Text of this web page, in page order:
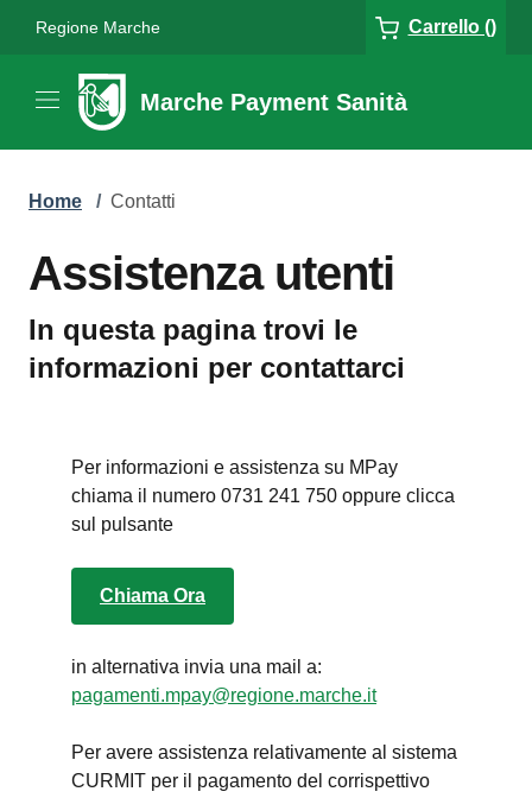
Regione Marche Carrello ()
Marche Payment Sanità
Home / Contatti
Assistenza utenti
In questa pagina trovi le
informazioni per contattarci
Per informazioni e assistenza su MPay
chiama il numero 0731 241 750 oppure clicca
sul pulsante
Chiama Ora
in alternativa invia una mail a:
pagamenti.mpay@regione.marche.it
Per avere assistenza relativamente al sistema
CURMIT per il pagamento del corrispettivo